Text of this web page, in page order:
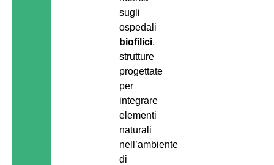
sugli
ospedali
biofilici,
strutture
progettate
per
integrare
elementi
naturali
nell’ambiente
di